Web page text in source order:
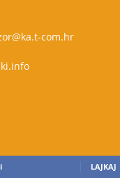
com.hr
LAJKAJ